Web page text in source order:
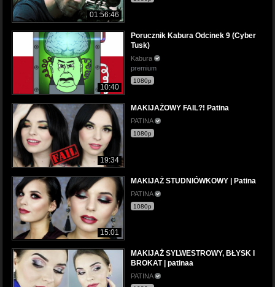
01:56:46
10:40
Porucznik Kabura Odcinek 9 (Cyber
Tusk)
Kabura
premium
1080p
19:34
MAKIJAŻOWY FAIL?! Patina
PATINA
1080p
15:01
MAKIJAŻ STUDNIÓWKOWY | Patina
PATINA
1080p
MAKIJAŻ SYLWESTROWY, BŁYSK I
BROKAT | patinaa
PATINA